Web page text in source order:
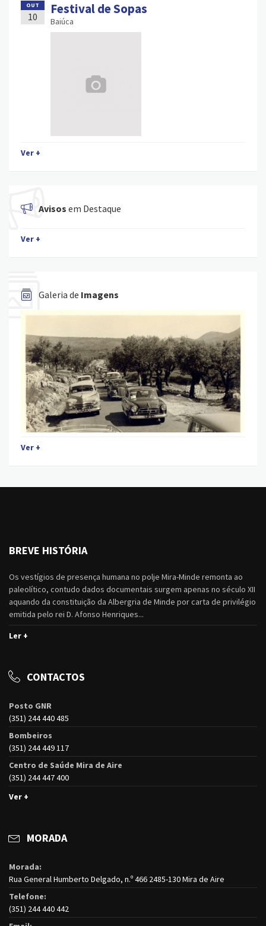
OUT
10 Festival de Sopas
Baiúca
Ver +
Avisos em Destaque
Ver +
Galeria de Imagens
Ver +
BREVE HISTÓRIA
Os vestígios de presença humana no polje Mira-Minde remonta ao
paleolítico, contudo dados documentais surgem apenas no século XII
aquando da constituição da Albergria de Minde por carta de privilégio
emitida pelo rei D. Afonso Henriques...
Ler +
CONTACTOS
Posto GNR
(351) 244 440 485
Bombeiros
(351) 244 449 117
Centro de Saúde Mira de Aire
(351) 244 447 400
Ver +
MORADA
Morada:
Rua General Humberto Delgado, n.º 466 2485-130 Mira de Aire
Telefone:
(351) 244 440 442